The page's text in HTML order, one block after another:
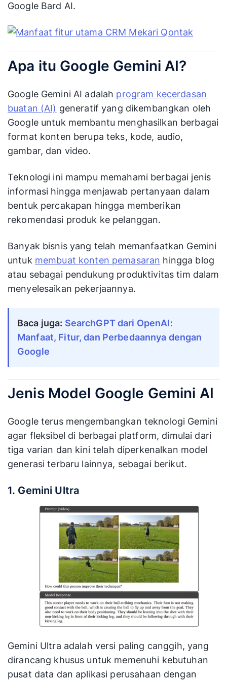
Google Bard AI.
Apa itu Google Gemini AI?
Google Gemini AI adalah program kecerdasan
buatan (AI) generatif yang dikembangkan oleh
Google untuk membantu menghasilkan berbagai
format konten berupa teks, kode, audio,
gambar, dan video.
Teknologi ini mampu memahami berbagai jenis
informasi hingga menjawab pertanyaan dalam
bentuk percakapan hingga memberikan
rekomendasi produk ke pelanggan.
Banyak bisnis yang telah memanfaatkan Gemini
untuk membuat konten pemasaran hingga blog
atau sebagai pendukung produktivitas tim dalam
menyelesaikan pekerjaannya.
Baca juga: SearchGPT dari OpenAI:
Manfaat, Fitur, dan Perbedaannya dengan
Google
Jenis Model Google Gemini AI
Google terus mengembangkan teknologi Gemini
agar fleksibel di berbagai platform, dimulai dari
tiga varian dan kini telah diperkenalkan model
generasi terbaru lainnya, sebagai berikut.
1. Gemini Ultra
Gemini Ultra adalah versi paling canggih, yang
dirancang khusus untuk memenuhi kebutuhan
pusat data dan aplikasi perusahaan dengan